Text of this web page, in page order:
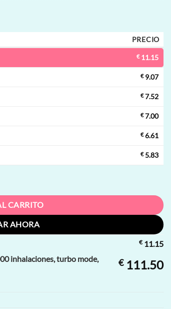
PRECIO
€11.15
€9.07
€7.52
€7.00
€6.61
€5.83
turbo mode, bobina mesh, desechable al
CARRITO
AHORA
€11.15
inhalaciones, turbo mode,
€111.50